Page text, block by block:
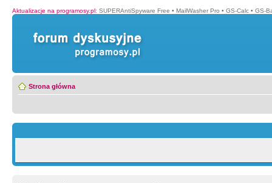
Aktualizacje na programosy.pl: SUPERAntiSpyware Free • MailWasher Pro • GS-Calc • GS-
Strona główna